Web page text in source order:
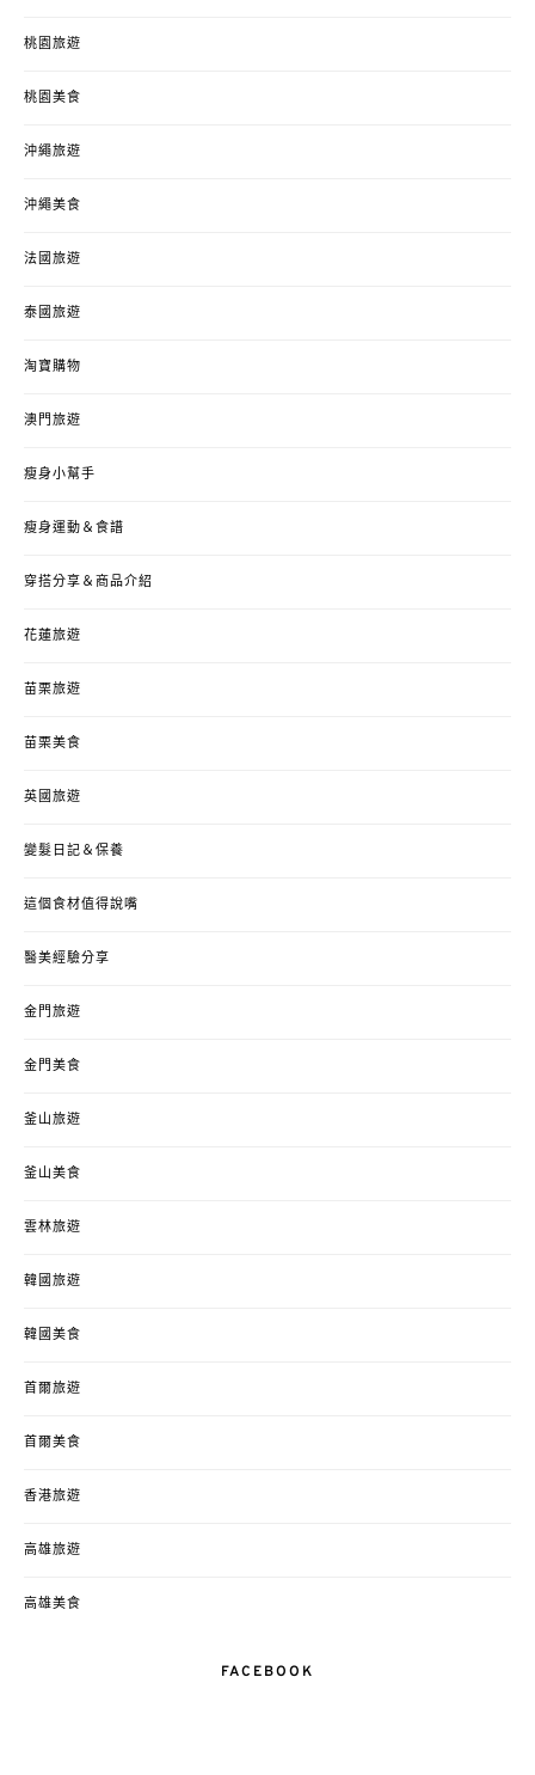
桃園旅遊
桃園美食
沖繩旅遊
沖繩美食
法國旅遊
泰國旅遊
淘寶購物
澳門旅遊
瘦身小幫手
瘦身運動＆食譜
穿搭分享＆商品介紹
花蓮旅遊
苗栗旅遊
苗栗美食
英國旅遊
變髮日記＆保養
這個食材值得說嘴
醫美經驗分享
金門旅遊
金門美食
釜山旅遊
釜山美食
雲林旅遊
韓國旅遊
韓國美食
首爾旅遊
首爾美食
香港旅遊
高雄旅遊
高雄美食
FACEBOOK